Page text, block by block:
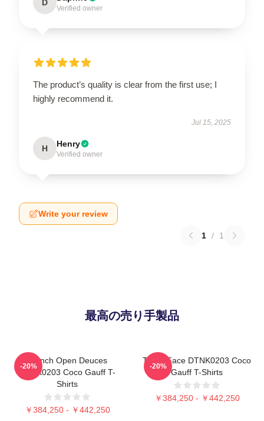
D
Verified owner
The product’s quality is clear from the first use; I
highly recommend it.
Jul 15, 2025
H Henry
Verified owner
Write your review
1 / 1
最高の売り手製品
French Open Deuces
DTNK0203 Coco Gauff T-
Shirts
￥384,250 - ￥442,250
-20%
Texas Face DTNK0203 Coco
Gauff T-Shirts
￥384,250 - ￥442,250
-20%